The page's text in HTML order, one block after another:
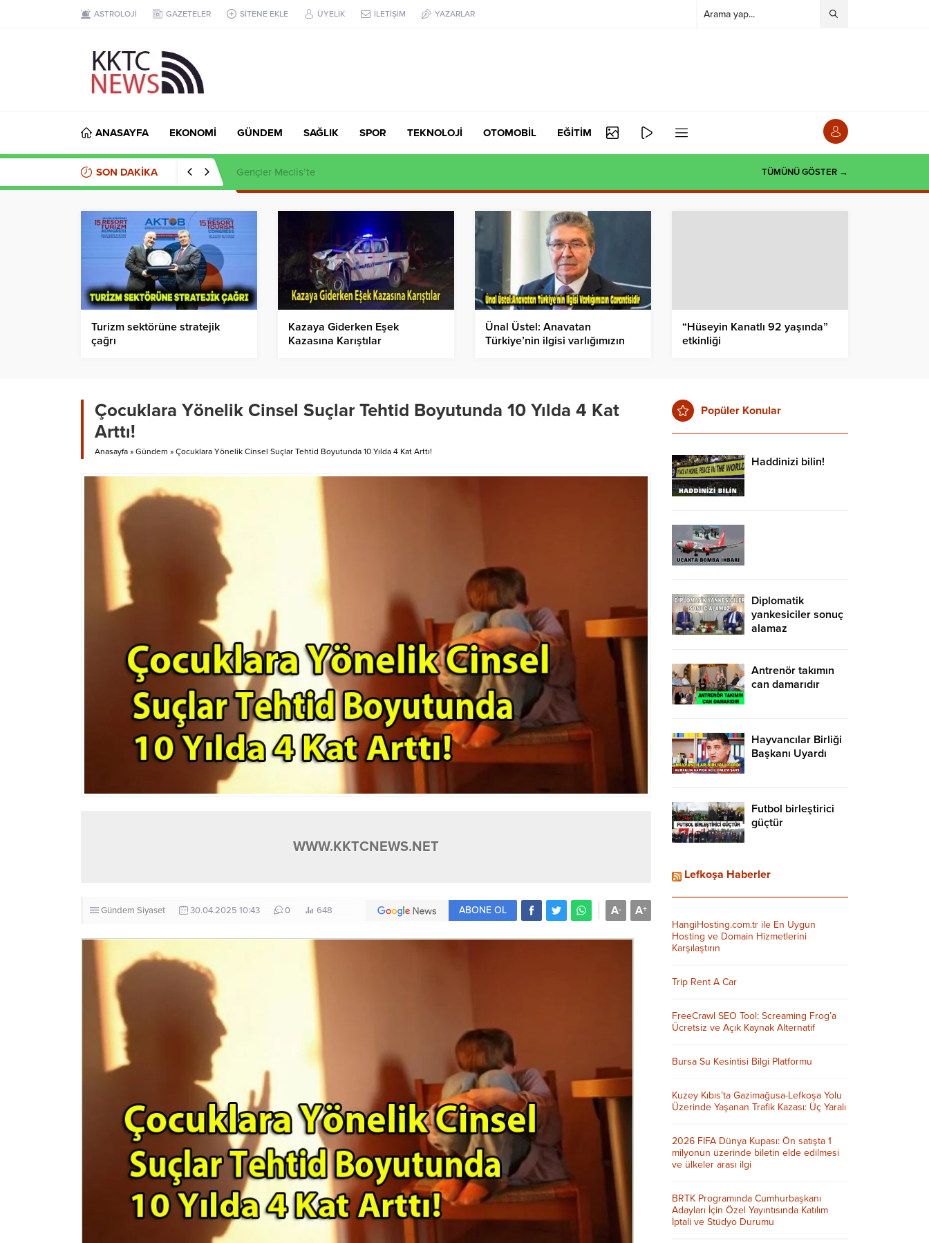
ASTROLOJİ GAZETELER SİTENE EKLE ÜYELİK İLETİŞİM YAZARLAR
ANASAYFA EKONOMİ GÜNDEM SAĞLIK SPOR TEKNOLOJİ OTOMOBİL EĞİTİM
SON DAKİKA Kaçak et operasyonu TÜMÜNÜ GÖSTER →
Turizm sektörüne stratejik
çağrı
Kazaya Giderken Eşek
Kazasına Karıştılar
Ünal Üstel: Anavatan
Türkiye’nin ilgisi varlığımızın
“Hüseyin Kanatlı 92 yaşında”
etkinliği
Çocuklara Yönelik Cinsel Suçlar Tehtid Boyutunda 10 Yılda 4 Kat
Arttı!
Anasayfa » Gündem » Çocuklara Yönelik Cinsel Suçlar Tehtid Boyutunda 10 Yılda 4 Kat Arttı!
WWW.KKTCNEWS.NET
Gündem Siyaset 30.04.2025 10:43 0 648 A+
A-
ABONE OL
Popüler Konular
Haddinizi bilin!
Diplomatik
yankesiciler sonuç
alamaz
Antrenör takımın
can damarıdır
Hayvancılar Birliği
Başkanı Uyardı
Futbol birleştirici
güçtür
Lefkoşa Haberler
HangiHosting.com.tr ile En Uygun
Hosting ve Domain Hizmetlerini
Karşılaştırın
Trip Rent A Car
FreeCrawl SEO Tool: Screaming Frog’a
Ücretsiz ve Açık Kaynak Alternatif
Bursa Su Kesintisi Bilgi Platformu
Kuzey Kıbıs’ta Gazimağusa-Lefkoşa Yolu
Üzerinde Yaşanan Trafik Kazası: Üç Yaralı
2026 FIFA Dünya Kupası: Ön satışta 1
milyonun üzerinde biletin elde edilmesi
ve ülkeler arası ilgi
BRTK Programında Cumhurbaşkanı
Adayları İçin Özel Yayıntısında Katılım
İptali ve Stüdyo Durumu